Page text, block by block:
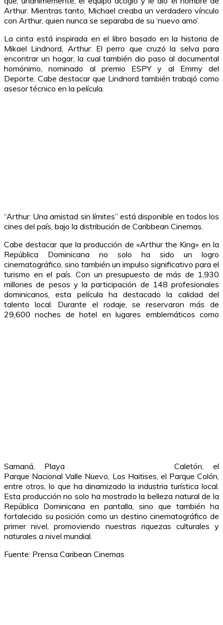
Arthur. Mientras tanto, Michael creaba un verdadero vínculo
con Arthur, quien nunca se separaba de su ‘nuevo amo’.
La cinta está inspirada en el libro basado en la historia de
Mikael Lindnord, Arthur: El perro que cruzó la selva para
encontrar un hogar, la cual también dio paso al documental
homónimo, nominado al premio ESPY y al Emmy del
Deporte. Cabe destacar que Lindnord también trabajó como
asesor técnico en la película.
“Arthur: Una amistad sin límites” está disponible en todos los
cines del país, bajo la distribución de Caribbean Cinemas.
Cabe destacar que la producción de «Arthur the King» en la
República Dominicana no solo ha sido un logro
cinematográfico, sino también un impulso significativo para el
turismo en el país. Con un presupuesto de más de 1,930
millones de pesos y la participación de 148 profesionales
dominicanos, esta película ha destacado la calidad del
talento local. Durante el rodaje, se reservaron más de
29,600 noches de hotel en lugares emblemáticos como
Samaná, Playa
Caletón, el
Parque Nacional Valle Nuevo, Los Haitises, el Parque Colón,
entre otros, lo que ha dinamizado la industria turística local.
Esta producción no solo ha mostrado la belleza natural de la
República Dominicana en pantalla, sino que también ha
fortalecido su posición como un destino cinematográfico de
primer nivel, promoviendo nuestras riquezas culturales y
naturales a nivel mundial.
Fuente: Prensa Caribean Cinemas